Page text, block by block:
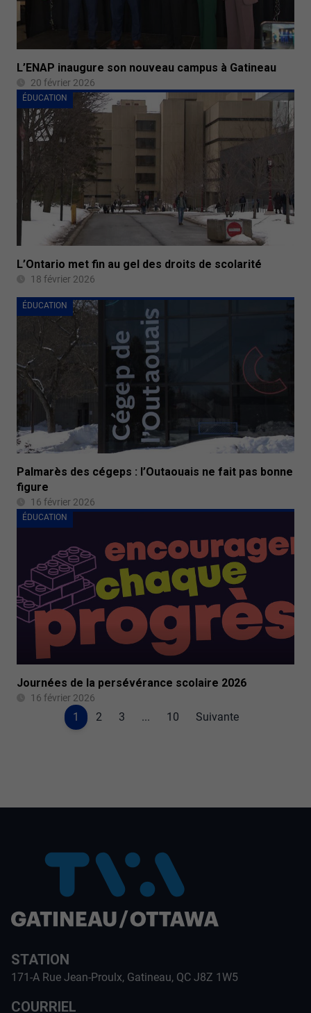
L’ENAP inaugure son nouveau campus à Gatineau
20 février 2026
ÉDUCATION
L’Ontario met fin au gel des droits de scolarité
18 février 2026
ÉDUCATION
Palmarès des cégeps : l’Outaouais ne fait pas bonne
figure
16 février 2026
ÉDUCATION
Journées de la persévérance scolaire 2026
16 février 2026
1 2 3 ... 10 Suivante
STATION
171-A Rue Jean-Proulx, Gatineau, QC J8Z 1W5
COURRIEL